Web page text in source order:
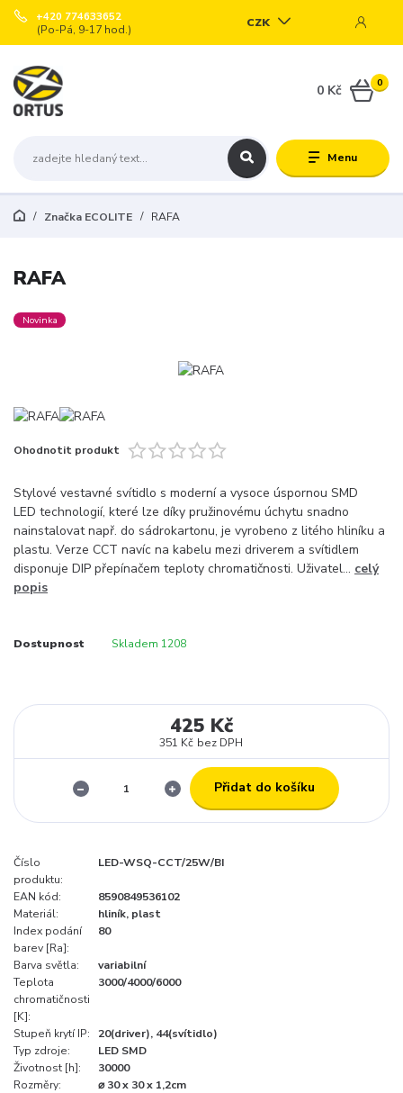
Menu
CZK
+420 774633652
(Po-Pá, 9-17 hod.)
0
0 Kč
Značka ECOLITE RAFA
RAFA
Novinka
Ohodnotit produkt
Stylové vestavné svítidlo s moderní a vysoce úspornou SMD
LED technologií, které lze díky pružinovému úchytu snadno
nainstalovat např. do sádrokartonu, je vyrobeno z litého hliníku a
plastu. Verze CCT navíc na kabelu mezi driverem a svítidlem
disponuje DIP přepínačem teploty chromatičnosti. Uživatel... celý
popis
Dostupnost Skladem 1208
425 Kč
351 Kč bez DPH
Přidat do košíku
Číslo
produktu:
LED-WSQ-CCT/25W/BI
EAN kód:
8590849536102
Materiál:
hliník, plast
Index podání
barev [Ra]:
80
Barva světla:
variabilní
Teplota
chromatičnosti
[K]:
3000/4000/6000
Stupeň krytí IP:
20(driver), 44(svítidlo)
Typ zdroje:
LED SMD
Životnost [h]:
30000
Rozměry:
⌀ 30 x 30 x 1,2cm